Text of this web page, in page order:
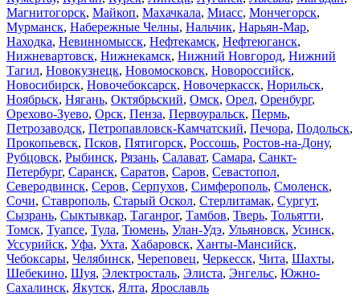
Магнитогорск, Майкоп, Махачкала, Миасс, Мончегорск,
Мурманск, Набережные Челны, Нальчик, Нарьян-Мар,
Находка, Невинномысск, Нефтекамск, Нефтеюганск,
Нижневартовск, Нижнекамск, Нижний Новгород, Нижний
Тагил, Новокузнецк, Новомосковск, Новороссийск,
Новосибирск, Новочебоксарск, Новочеркасск, Норильск,
Ноябрьск, Нягань, Октябрьский, Омск, Орел, Оренбург,
Орехово-Зуево, Орск, Пенза, Первоуральск, Пермь,
Петрозаводск, Петропавловск-Камчатский, Печора, Подольск,
Прокопьевск, Псков, Пятигорск, Россошь, Ростов-на-Дону,
Рубцовск, Рыбинск, Рязань, Салават, Самара, Санкт-
Петербург, Саранск, Саратов, Саров, Севастопол,
Северодвинск, Серов, Серпухов, Симферополь, Смоленск,
Сочи, Ставрополь, Старый Оскол, Стерлитамак, Сургут,
Сызрань, Сыктывкар, Таганрог, Тамбов, Тверь, Тольятти,
Томск, Туапсе, Тула, Тюмень, Улан-Удэ, Ульяновск, Усинск,
Уссурийск, Уфа, Ухта, Хабаровск, Ханты-Мансийск,
Чебоксары, Челябинск, Череповец, Черкесск, Чита, Шахты,
Шебекино, Шуя, Электросталь, Элиста, Энгельс, Южно-
Сахалинск, Якутск, Ялта, Ярославль